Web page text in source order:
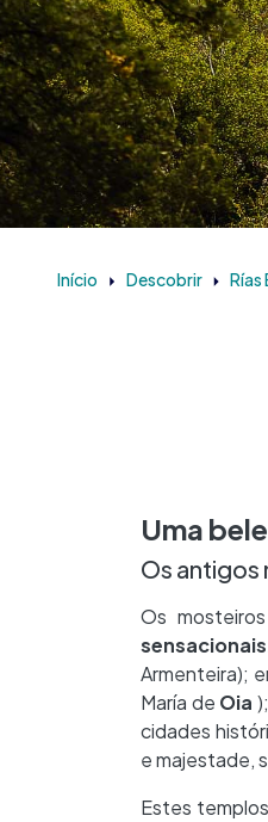
Início Descobrir Rías
Uma
Os antigos
Os
sensacionais
Armenteira);
María de Oia
cidades
e majestade,
Estes